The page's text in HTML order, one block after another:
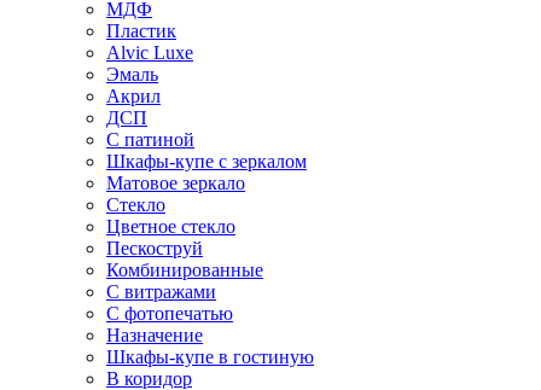
МДФ
Пластик
Alvic Luxe
Эмаль
Акрил
ДСП
С патиной
Шкафы-купе с зеркалом
Матовое зеркало
Стекло
Цветное стекло
Пескоструй
Комбинированные
С витражами
С фотопечатью
Назначение
Шкафы-купе в гостиную
В коридор